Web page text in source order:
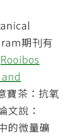
期刊有
Rooibos
寶茶：抗氧
文說：
的微量礦